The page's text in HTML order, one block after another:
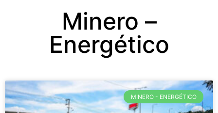
Minero –
Energético
MINERO - ENERGÉTICO